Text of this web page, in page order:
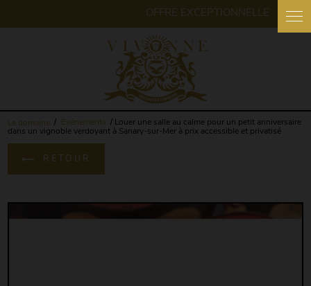
Le domaine Evénements
Louer une salle au calme pour un petit anniversaire
dans un vignoble verdoyant à Sanary-sur-Mer à prix accessible et privatisé
RETOUR